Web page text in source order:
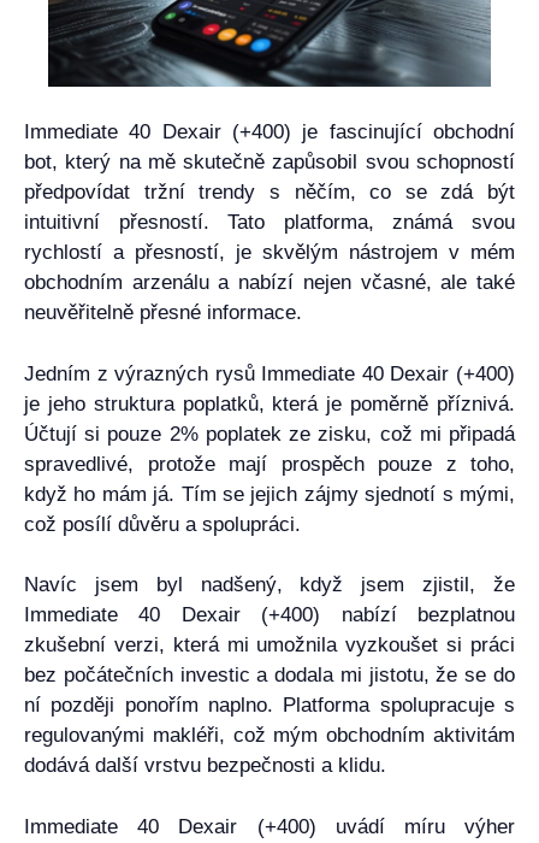
Immediate 40 Dexair (+400) je fascinující obchodní
bot, který na mě skutečně zapůsobil svou schopností
předpovídat tržní trendy s něčím, co se zdá být
intuitivní přesností. Tato platforma, známá svou
rychlostí a přesností, je skvělým nástrojem v mém
obchodním arzenálu a nabízí nejen včasné, ale také
neuvěřitelně přesné informace.
Jedním z výrazných rysů Immediate 40 Dexair (+400)
je jeho struktura poplatků, která je poměrně příznivá.
Účtují si pouze 2% poplatek ze zisku, což mi připadá
spravedlivé, protože mají prospěch pouze z toho,
když ho mám já. Tím se jejich zájmy sjednotí s mými,
což posílí důvěru a spolupráci.
Navíc jsem byl nadšený, když jsem zjistil, že
Immediate 40 Dexair (+400) nabízí bezplatnou
zkušební verzi, která mi umožnila vyzkoušet si práci
bez počátečních investic a dodala mi jistotu, že se do
ní později ponořím naplno. Platforma spolupracuje s
regulovanými makléři, což mým obchodním aktivitám
dodává další vrstvu bezpečnosti a klidu.
Immediate 40 Dexair (+400) uvádí míru výher